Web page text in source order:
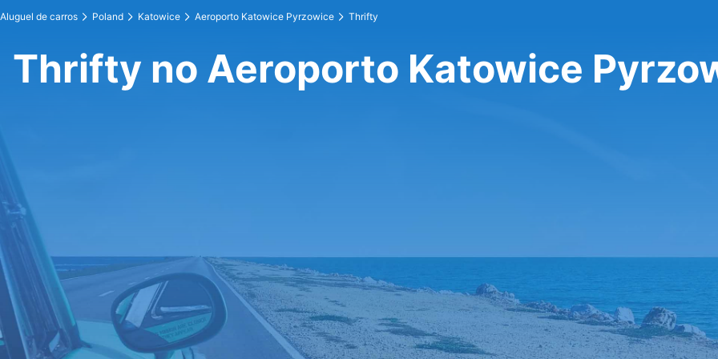
Aluguel de carros Poland Katowice Aeroporto Katowice Pyrzowice Thrifty
Thrifty no Aeroporto Katowice